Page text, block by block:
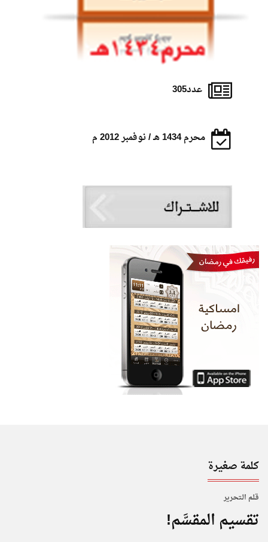
عدد305
محرم 1434 هـ / نوفمبر 2012 م
كلمة صغيرة
قـلـم الـتحـرير
تقسيم المقسَّم!